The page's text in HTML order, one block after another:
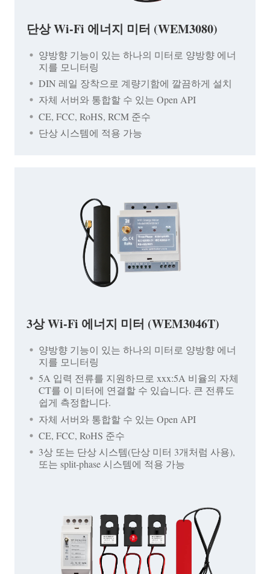
단상 Wi-Fi 에너지 미터 (WEM3080)
양방향 기능이 있는 하나의 미터로 양방향 에너
지를 모니터링
DIN 레일 장착으로 계량기함에 깔끔하게 설치
자체 서버와 통합할 수 있는 Open API
CE, FCC, RoHS, RCM 준수
단상 시스템에 적용 가능
3상 Wi-Fi 에너지 미터 (WEM3046T)
양방향 기능이 있는 하나의 미터로 양방향 에너
지를 모니터링
5A 입력 전류를 지원하므로 xxx:5A 비율의 자체
CT를 이 미터에 연결할 수 있습니다. 큰 전류도
쉽게 측정합니다.
자체 서버와 통합할 수 있는 Open API
CE, FCC, RoHS 준수
3상 또는 단상 시스템(단상 미터 3개처럼 사용),
또는 split-phase 시스템에 적용 가능